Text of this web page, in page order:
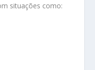
situações como: